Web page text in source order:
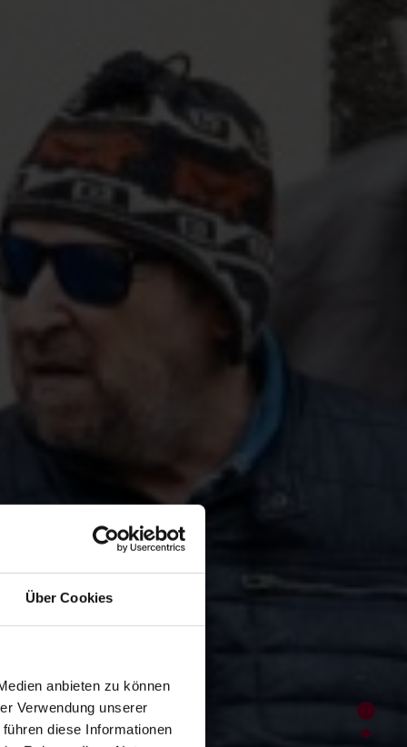
Über Cookies
anbieten zu können
Verwendung unserer
diese Informationen